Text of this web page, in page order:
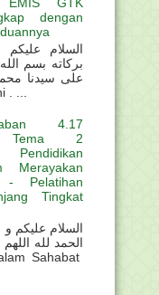
dengan
السلام
بركاته بسم
على سيدنا
...
4.17
Tema 2
Merayakan
- Pelatihan
Tingkat
الحمد لله